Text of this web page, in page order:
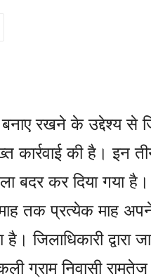
रखने के उद्देश्य से
कार्रवाई की है। इन
बदर कर दिया गया
तक प्रत्येक माह
जिलाधिकारी द्वारा
ग्राम निवासी रामतेज